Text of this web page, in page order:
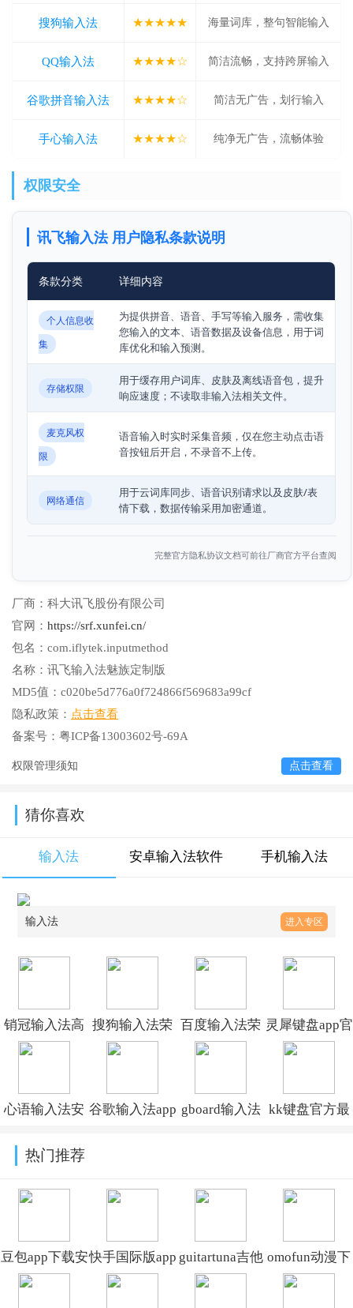
搜狗输入法 ★★★★★ 海量词库，整句智能输入
QQ输入法 ★★★★☆ 简洁流畅，支持跨屏输入
谷歌拼音输入法 ★★★★☆ 简洁无广告，划行输入
手心输入法 ★★★★☆ 纯净无广告，流畅体验
权限安全
讯飞输入法 用户隐私条款说明
条款分类 详细内容
个人信息收
集
为提供拼音、语音、手写等输入服务，需收集
您输入的文本、语音数据及设备信息，用于词
库优化和输入预测。
存储权限
用于缓存用户词库、皮肤及离线语音包，提升
响应速度；不读取非输入法相关文件。
麦克风权
限
语音输入时实时采集音频，仅在您主动点击语
音按钮后开启，不录音不上传。
网络通信
用于云词库同步、语音识别请求以及皮肤/表
情下载，数据传输采用加密通道。
完整官方隐私协议文档可前往厂商官方平台查阅
厂商： 科大讯飞股份有限公司
官网： https://srf.xunfei.cn/
包名： com.iflytek.inputmethod
名称： 讯飞输入法魅族定制版
MD5值： c020be5d776a0f724866f569683a99cf
隐私政策： 点击查看
备案号： 粤ICP备13003602号-69A
权限管理须知 点击查看
猜你喜欢
输入法 安卓输入法软件 手机输入法
输入法 进入专区
销冠输入法高
级版v1.3.66
搜狗输入法荣
耀版最新版本
v10.32.44.202607171600
百度输入法荣
耀版2026最新
灵犀键盘app官
方正版下载
心语输入法安 谷歌输入法app
beta-arm64-
gboard输入法
beta-arm64-
kk键盘官方最
热门推荐
豆包app下载安
装新版本
快手国际版app
免费下载安装
guitartuna吉他
调音器下载免
omofun动漫下
载最新版